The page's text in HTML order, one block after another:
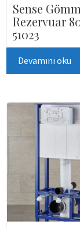
Sense
Rezervuar
51023
Devamını oku